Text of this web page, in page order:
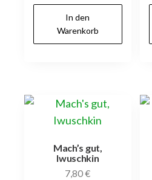
In den
Warenkorb
Mach’s gut,
Iwuschkin
7,80€